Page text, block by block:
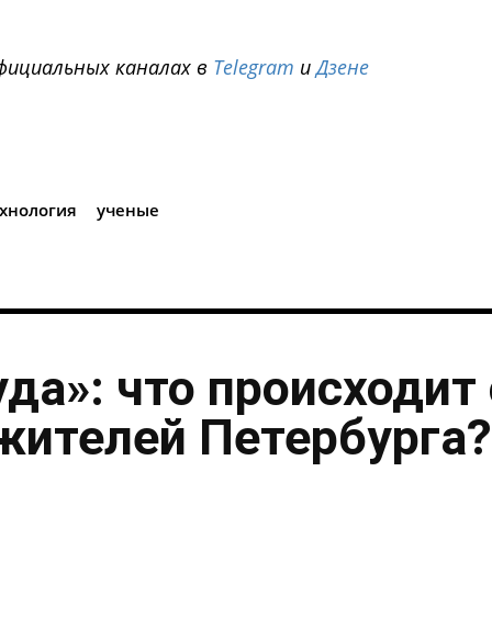
каналах в Telegram иДзене
ученые
что происходит
Петербурга?